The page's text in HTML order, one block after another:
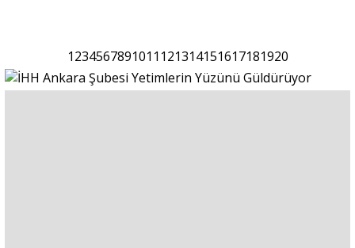
Portre
1234567891011 121314151617181920